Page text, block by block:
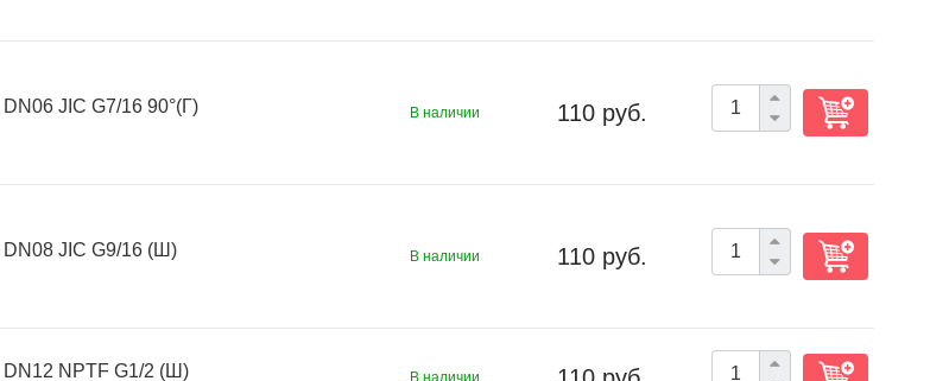
DN06 JIC G7/16 90°(Г) В наличии 110 руб.
DN08 JIC G9/16 (Ш) В наличии 110 руб.
DN12 NPTF G1/2 (Ш) В наличии